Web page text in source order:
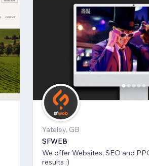
Yateley, GB
SFWEB
We offer Websites, SEO and
results :)